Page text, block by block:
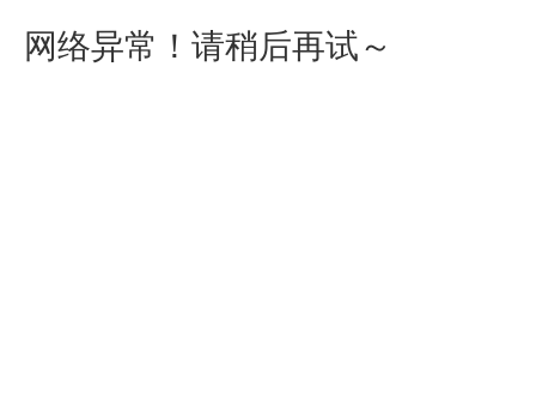
网络异常！请稍后再试～